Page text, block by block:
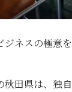
ネスの極意を
田県は、独